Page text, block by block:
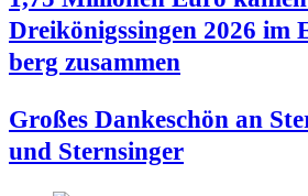
Drei­kö­nigs­sin­gen 2026 im
berg zusammen
Gro­ßes Dan­ke­schön an
und Sternsinger